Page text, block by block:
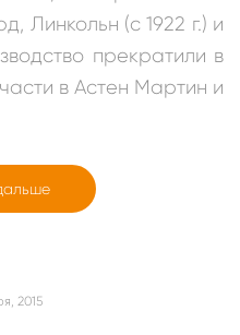
Линкольн (с 1922 г.) и
прекратили в
в Астен Мартин и
2015